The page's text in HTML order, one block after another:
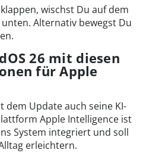
wischst Du auf dem
Alternativ bewegst Du
26 mit diesen
für Apple
dem Update auch seine KI-
Apple Intelligence ist
System integriert und soll
erleichtern.